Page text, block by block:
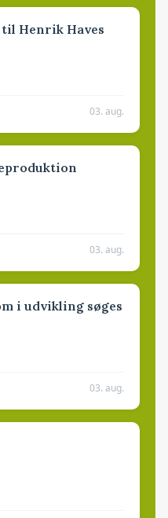
Henrik Haves
03. aug.
03. aug.
i udvikling søges
03. aug.